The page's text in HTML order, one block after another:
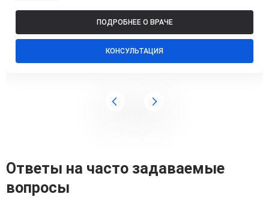
ПОДРОБНЕЕ О ВРАЧЕ
КОНСУЛЬТАЦИЯ
Ответы на часто задаваемые
вопросы